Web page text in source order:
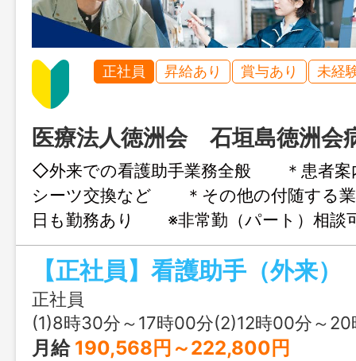
正社員 昇給あり 賞与あり 未経
医療法人徳洲会 石垣島徳洲会
◇外来での看護助手業務全般 ＊患者案
シーツ交換など ＊その他の付随す
日も勤務あり ※非常勤（パート
範囲：会社の定める業務
【正社員】看護助手（外来）
正社員
(1)8時30分～17時00分(2)12時00分～
月給 190,568円～222,800円